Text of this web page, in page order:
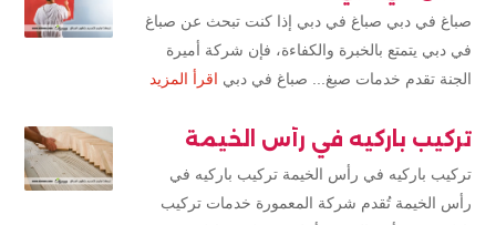
صباغ في دبي صباغ في دبي إذا كنت تبحث عن صباغ
في دبي يتمتع بالخبرة والكفاءة، فإن شركة أميرة
الجنة تقدم خدمات صبغ... صباغ في دبي اقرأ المزيد
تركيب باركيه في رأس الخيمة
تركيب باركيه في رأس الخيمة تركيب باركيه في
رأس الخيمة تُقدم شركة المعمورة خدمات تركيب